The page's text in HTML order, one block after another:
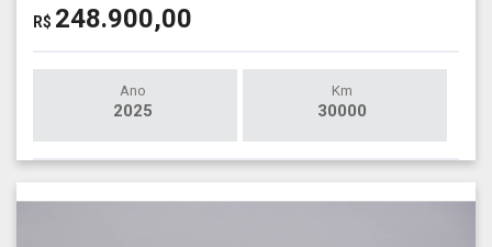
R$ 248.900,00
Ano
2025
Km
30000